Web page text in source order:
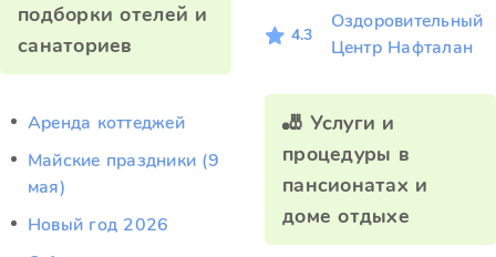
подборки отелей и
санаториев
Аренда коттеджей
Майские праздники (9
мая)
Новый год 2026
4.3
Оздоровительный
Центр Нафталан
🎳 Услуги и
процедуры в
пансионатах и
доме отдыхе